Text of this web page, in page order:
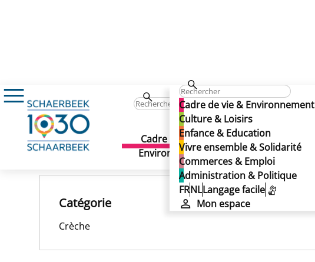
Cadre de vie & Environnement
Culture & Loisirs
Enfance & Education
Vivre ensemble & Solidarité
Commerces & Emploi
Administration & Politique
FRNLLangage facile
Mon espace
Cadre de vie &
Environnement
Culture & Loisirs
La Courte Échelle
La Courte Échelle
Publié le 25/11/2024
Catégorie
Crèche